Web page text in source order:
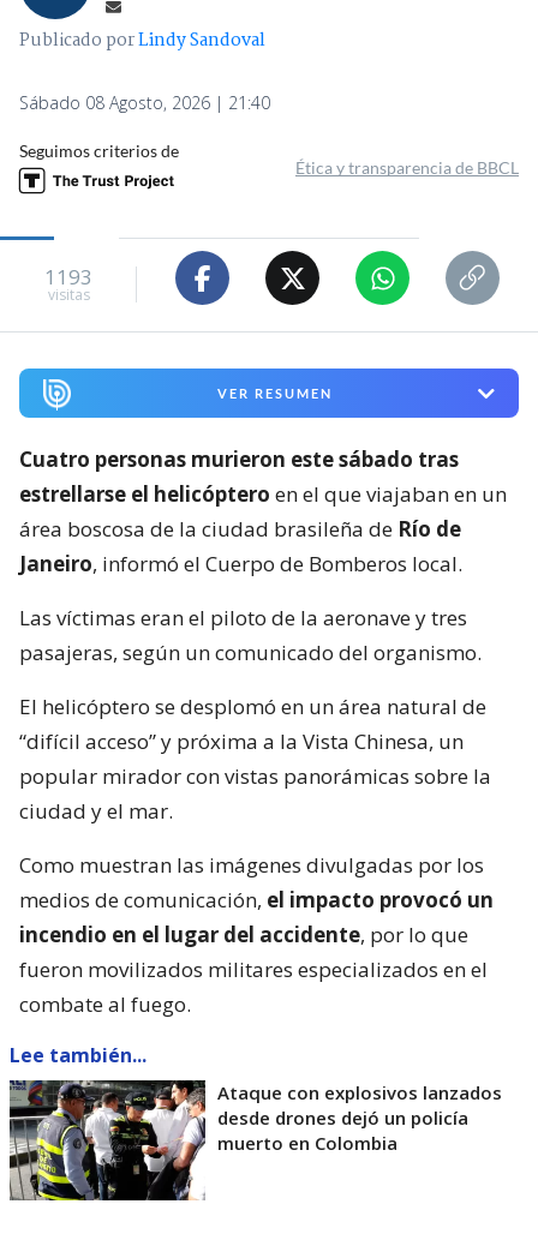
Publicado porLindy Sandoval
Sábado 08 Agosto, 2026 | 21:40
Seguimos criterios de
Ética y transparencia de BBCL
1193
visitas
VER RESUMEN
Cuatro personas murieron este sábado tras
estrellarse el helicóptero en el que viajaban en un
área boscosa de la ciudad brasileña de Río de
Janeiro, informó el Cuerpo de Bomberos local.
Las víctimas eran el piloto de la aeronave y tres
pasajeras, según un comunicado del organismo.
El helicóptero se desplomó en un área natural de
“difícil acceso” y próxima a la Vista Chinesa, un
popular mirador con vistas panorámicas sobre la
ciudad y el mar.
Como muestran las imágenes divulgadas por los
medios de comunicación, el impacto provocó un
incendio en el lugar del accidente, por lo que
fueron movilizados militares especializados en el
combate al fuego.
Lee también...
Ataque con explosivos lanzados
desde drones dejó un policía
muerto en Colombia